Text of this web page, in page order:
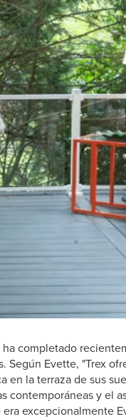
completado
Según Evette, "Trex
en la terraza de sus
contemporáneas y el
excepcionalmente